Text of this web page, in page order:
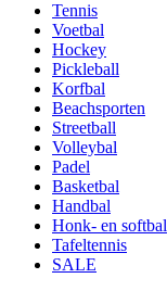
Tennis
Voetbal
Hockey
Pickleball
Korfbal
Beachsporten
Streetball
Volleybal
Padel
Basketbal
Handbal
Honk- en softbal
Tafeltennis
SALE